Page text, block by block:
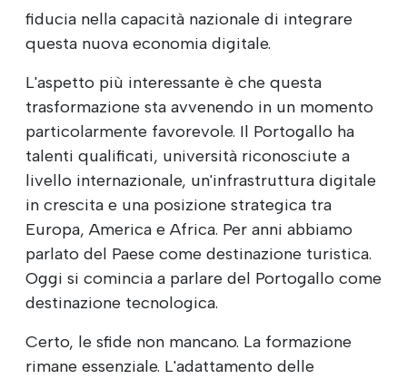
fiducia nella capacità nazionale di integrare
questa nuova economia digitale.
L'aspetto più interessante è che questa
trasformazione sta avvenendo in un momento
particolarmente favorevole. Il Portogallo ha
talenti qualificati, università riconosciute a
livello internazionale, un'infrastruttura digitale
in crescita e una posizione strategica tra
Europa, America e Africa. Per anni abbiamo
parlato del Paese come destinazione turistica.
Oggi si comincia a parlare del Portogallo come
destinazione tecnologica.
Certo, le sfide non mancano. La formazione
rimane essenziale. L'adattamento delle